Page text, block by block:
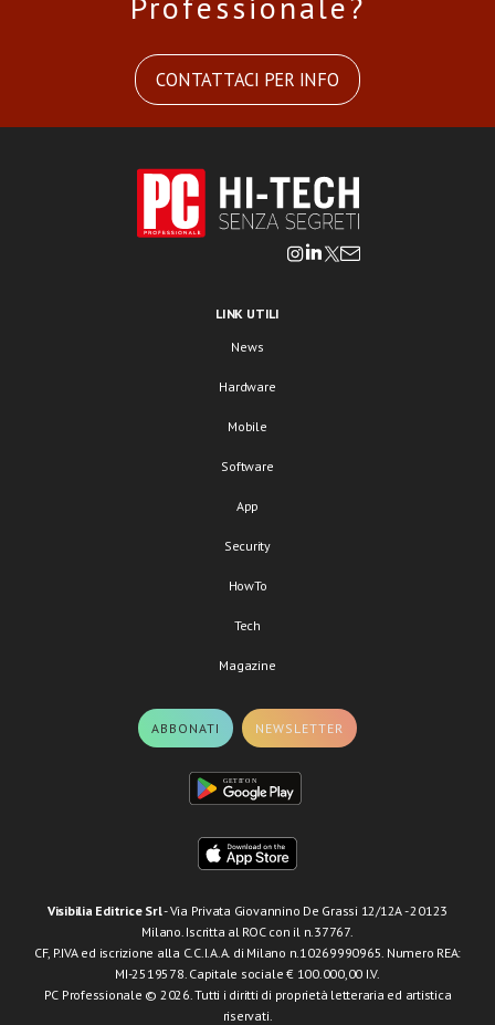
CONTATTACI PER INFO
LINK UTILI
News
Hardware
Mobile
Software
App
Security
HowTo
Tech
Magazine
ABBONATI NEWSLETTER
Visibilia Editrice Srl- Via Privata Giovannino De Grassi 12/12A - 20123
Milano. Iscritta al ROC con il n.37767.
CF, P.IVA ed iscrizione alla C.C.I.A.A. di Milano n.10269990965. Numero REA:
MI-2519578. Capitale sociale € 100.000,00 I.V.
PC Professionale © 2026. Tutti i diritti di proprietà letteraria ed artistica
riservati.